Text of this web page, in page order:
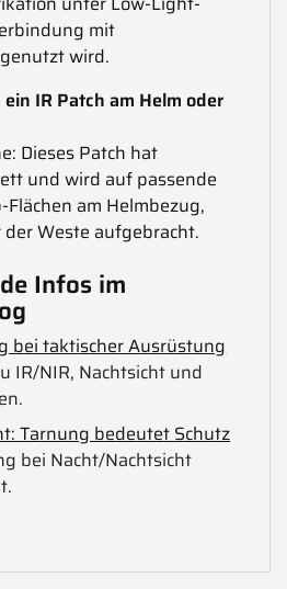
mit
wird.
IR Patch am Helm oder
Dieses Patch hat
und wird auf passende
am Helmbezug,
Weste aufgebracht.
Infos im
bei taktischer Ausrüstung
IR/NIR, Nachtsicht und
Tarnung bedeutet Schutz
bei Nacht/Nachtsicht